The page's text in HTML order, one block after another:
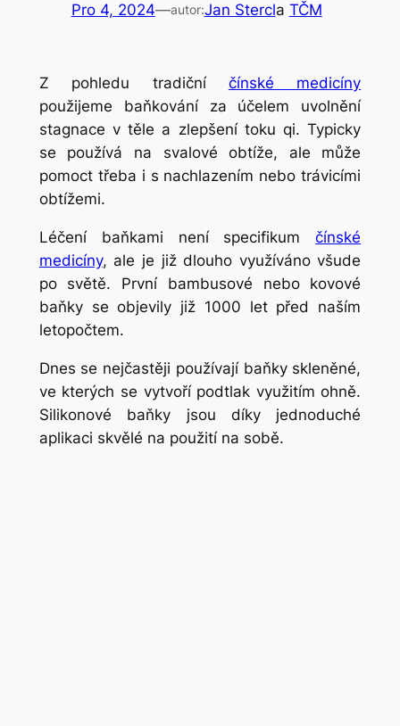
Pro 4, 2024—autor:Jan Stercla TČM
Z pohledu tradiční čínské medicíny
použijeme baňkování za účelem uvolnění
stagnace v těle a zlepšení toku qi. Typicky
se používá na svalové obtíže, ale může
pomoct třeba i s nachlazením nebo trávicími
obtížemi.
Léčení baňkami není specifikumčínské
medicíny, ale je již dlouho využíváno všude
po světě. První bambusové nebo kovové
baňky se objevily již 1000 let před naším
letopočtem.
Dnes se nejčastěji používají baňky skleněné,
ve kterých se vytvoří podtlak využitím ohně.
Silikonové baňky jsou díky jednoduché
aplikaci skvělé na použití na sobě.